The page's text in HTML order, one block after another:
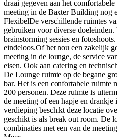
draai gegeven aan het
meeting in de Baxter Building nog
FlexibelDe verschillende ruimtes
gebruiken voor diverse
brainstorming sessies en
eindeloos.Of het nou een zakelijk
meeting in de lounge, de service
eisen. Ook aan catering en
De Lounge ruimte op de begane
bar. Het is een confortabele ruimte
200 personen. Deze ruimte is
de meeting of een hapje en drankje
verdieping beschikt deze locatie
geschikt is als break out room. De
combinaties met een van de